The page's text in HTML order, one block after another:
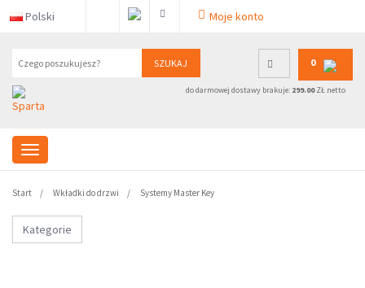
Polski Moje konto
SZUKAJ 0
do darmowej dostawy brakuje: 299.00ZŁ netto
Start Wkładki do drzwi Systemy Master Key
Kategorie